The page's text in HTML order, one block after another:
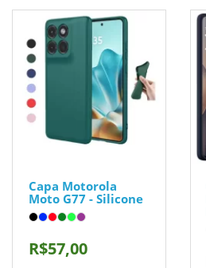
Capa Motorola
Moto G77 - Silicone
R$57,00